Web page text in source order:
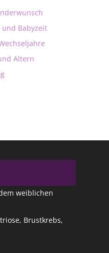
Babyzeit
Altern
weiblichen
Brustkrebs,